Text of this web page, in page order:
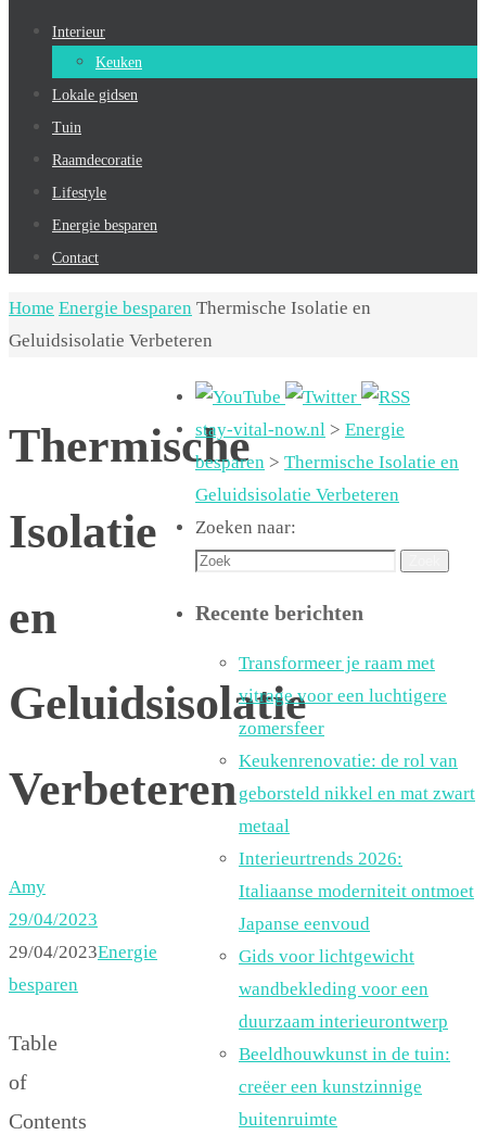
Interieur
Keuken
Lokale gidsen
Tuin
Raamdecoratie
Lifestyle
Energie besparen
Contact
Home Energie besparen Thermische Isolatie en
Geluidsisolatie Verbeteren
Thermische
Isolatie
en
Geluidsisolatie
Verbeteren
Amy
29/04/2023
29/04/2023Energie
besparen
Table
of
Contents
stay-vital-now.nl > Energie
besparen > Thermische Isolatie en
Geluidsisolatie Verbeteren
Zoeken naar:
Recente berichten
Transformeer je raam met
vitrage voor een luchtigere
zomersfeer
Keukenrenovatie: de rol van
geborsteld nikkel en mat zwart
metaal
Interieurtrends 2026:
Italiaanse moderniteit ontmoet
Japanse eenvoud
Gids voor lichtgewicht
wandbekleding voor een
duurzaam interieurontwerp
Beeldhouwkunst in de tuin:
creëer een kunstzinnige
buitenruimte